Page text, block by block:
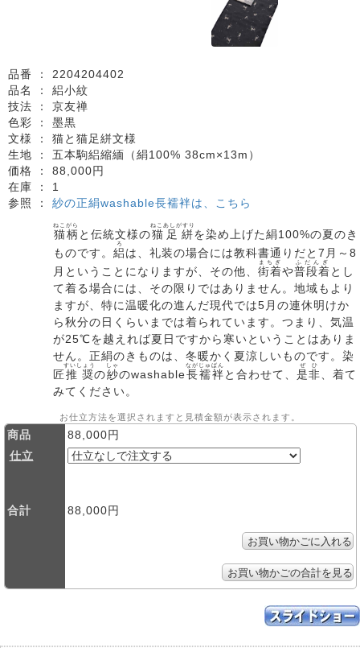
品番 ： 2204204402
品名 ： 絽小紋
技法 ： 京友禅
色彩 ： 墨黒
文様 ： 猫と猫足絣文様
生地 ： 五本駒絽縮緬（絹100% 38cm×13m）
価格 ： 88,000円
在庫 ： 1
参照 ： 紗の正絹washable長襦袢は、こちら
猫柄
ねこがら
と伝統文様の猫足絣
ねこあしがすり
を染め上げた絹100%の夏のき
ものです。 絽
ろ
は、礼装の場合には教科書通りだと7月～8
月ということになりますが、その他、 街着
まちぎ
や普段着
ふだんぎ
とし
て着る場合には、その限りではありません。地域もより
ますが、特に温暖化の進んだ現代では5月の連休明けか
ら秋分の日くらいまでは着られています。つまり、気温
が25℃を越えれば夏日ですから寒いということはありま
せん。正絹のきものは、冬暖かく夏涼しいものです。染
匠推奨
すいしょう
の紗
しゃ
のwashable長襦袢
ながじゅばん
と合わせて、 是非
ぜひ
、着て
みてください。
お仕立方法を選択されますと見積金額が表示されます。
商品
88,000円
仕立
合計 88,000円